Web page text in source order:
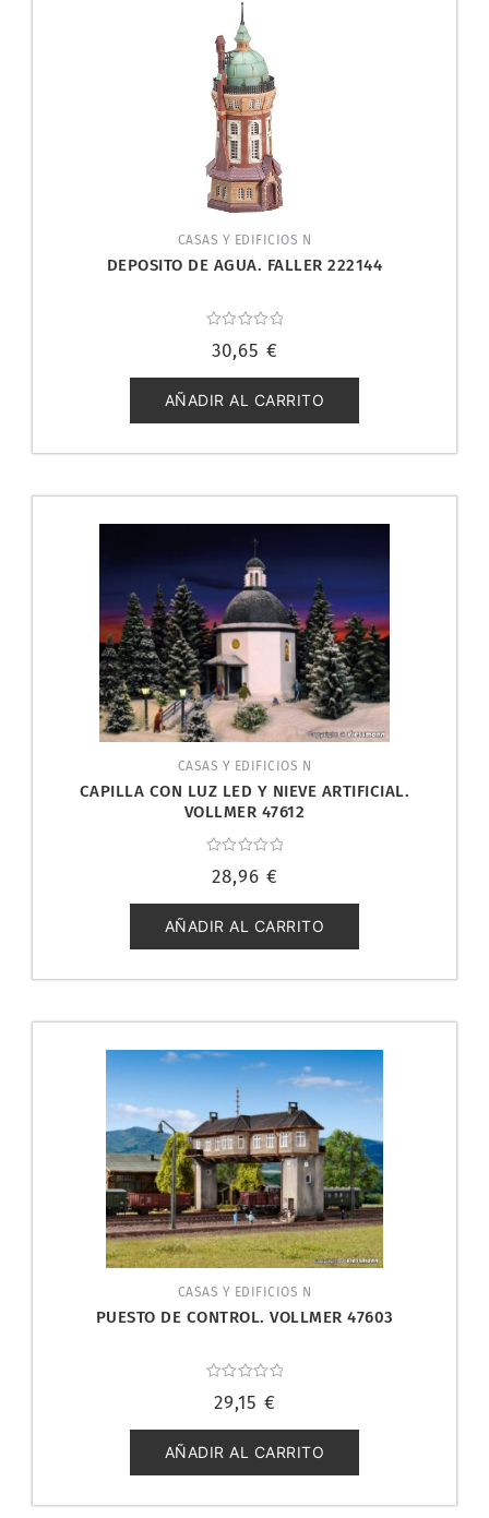
CASAS Y EDIFICIOS N
DEPOSITO DE AGUA. FALLER 222144
con
de
5
30,65 €
AÑADIR AL CARRITO
CASAS Y EDIFICIOS N
CAPILLA CON LUZ LED Y NIEVE ARTIFICIAL.
VOLLMER 47612
con
de
5
28,96 €
AÑADIR AL CARRITO
CASAS Y EDIFICIOS N
PUESTO DE CONTROL. VOLLMER 47603
con
de
5
29,15 €
AÑADIR AL CARRITO